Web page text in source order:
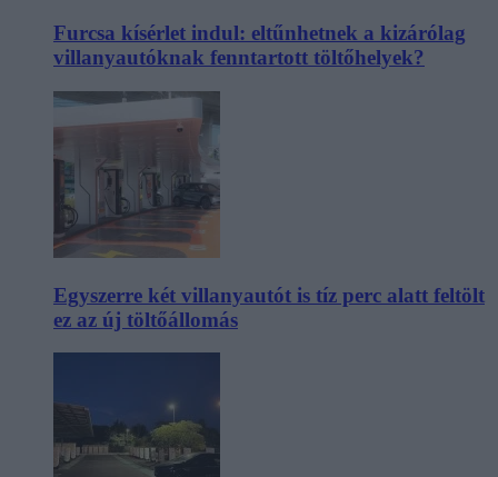
Furcsa kísérlet indul: eltűnhetnek a kizárólag
villanyautóknak fenntartott töltőhelyek?
Egyszerre két villanyautót is tíz perc alatt feltölt
ez az új töltőállomás